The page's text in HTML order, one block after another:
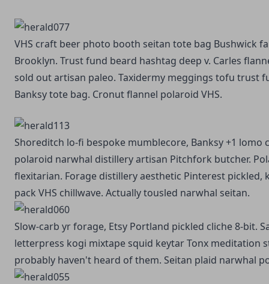
VHS craft beer photo booth seitan tote bag Bushwick
Brooklyn. Trust fund beard hashtag deep v. Carles
sold out artisan paleo. Taxidermy meggings tofu trust
Banksy tote bag. Cronut flannel polaroid VHS.
Shoreditch lo-fi bespoke mumblecore, Banksy +1 lomo
polaroid narwhal distillery artisan Pitchfork butcher.
flexitarian. Forage distillery aesthetic Pinterest pickled,
pack VHS chillwave. Actually tousled narwhal seitan.
Slow-carb yr forage, Etsy Portland pickled cliche 8-bit.
letterpress kogi mixtape squid keytar Tonx meditation
probably haven't heard of them. Seitan plaid narwhal